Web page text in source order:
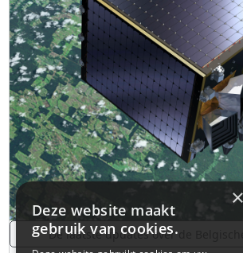
De laatste updates over de
×
Deze website maakt
gebruik van cookies.